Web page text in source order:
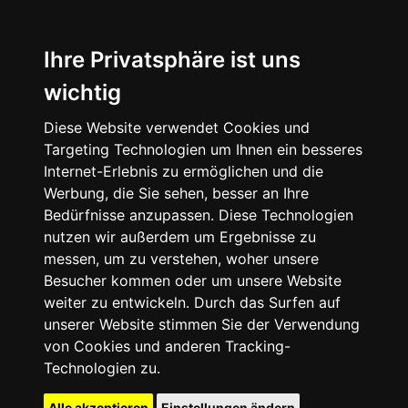
Ihre Privatsphäre ist uns
wichtig
Diese Website verwendet Cookies und
Targeting Technologien um Ihnen ein besseres
Internet-Erlebnis zu ermöglichen und die
Werbung, die Sie sehen, besser an Ihre
Bedürfnisse anzupassen. Diese Technologien
nutzen wir außerdem um Ergebnisse zu
messen, um zu verstehen, woher unsere
Besucher kommen oder um unsere Website
weiter zu entwickeln. Durch das Surfen auf
unserer Website stimmen Sie der Verwendung
von Cookies und anderen Tracking-
Technologien zu.